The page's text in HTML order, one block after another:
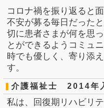
コロナ禍を振り返ると
不安が募る毎日だった
切に患者さまが何を思
とができるようコミュ
時でも優しく、寄り添
す。
介護福祉士 2014年
私は、回復期リハビリ